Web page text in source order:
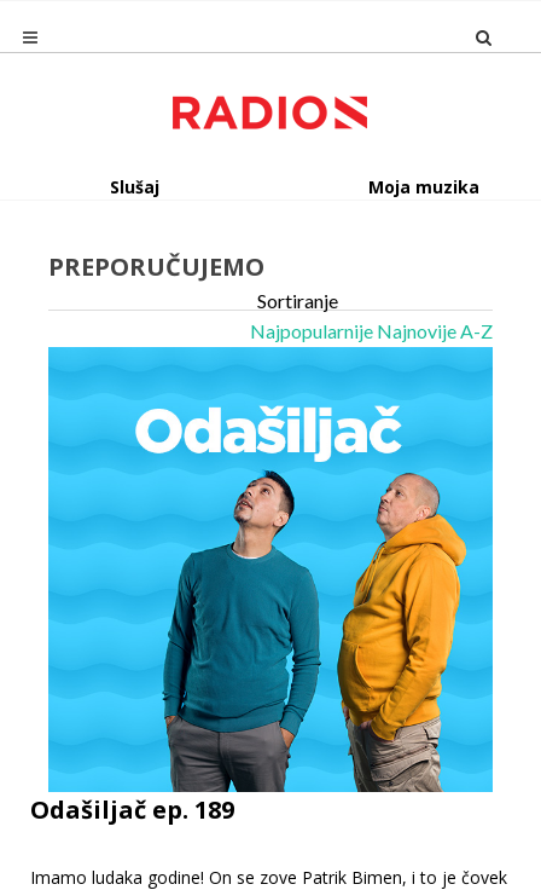
Slušaj Moja muzika
PREPORUČUJEMO
Sortiranje
Najpopularnije NajnovijeA-Z
Odašiljač ep. 189
Imamo ludaka godine! On se zove Patrik Bimen, i to je čovek